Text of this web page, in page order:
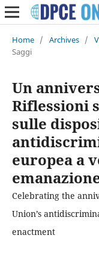
Home / Archives /
Saggi
Un
Riflessioni
sulle
europea a
Celebrating the
Union’s
enactment